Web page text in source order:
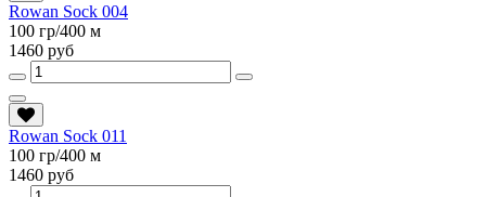
Rowan Sock 004
100 гр/400 м
1460 руб
Rowan Sock 011
100 гр/400 м
1460 руб